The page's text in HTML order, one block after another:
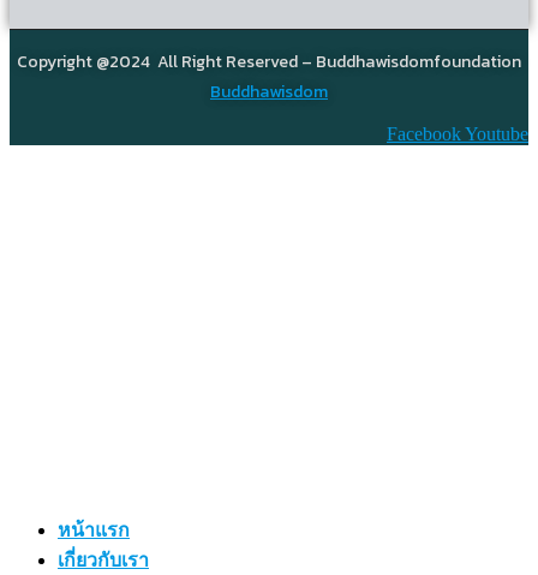
Copyright @2024 All Right Reserved – Buddhawisdomfoundation
Buddhawisdom
FacebookYoutube
หน้าแรก
เกี่ยวกับเรา